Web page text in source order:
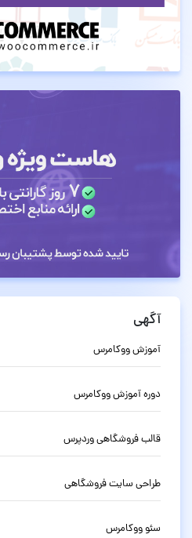
آگهی
آموزش ووکامرس
دوره آموزش ووکامرس
قالب فروشگاهی وردپرس
طراحی سایت فروشگاهی
سئو ووکامرس